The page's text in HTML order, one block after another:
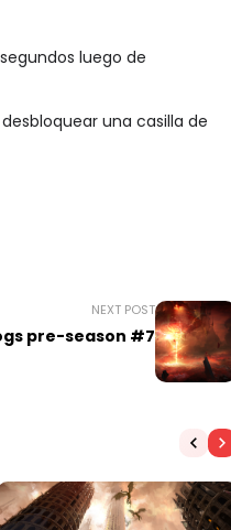
luego de
una casilla de
NEXT POST
pre-season #7